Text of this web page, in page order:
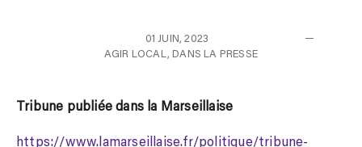
01 JUIN, 2023
AGIR LOCAL,DANS LA PRESSE
Tribune publiée dans la Marseillaise
https://www.lamarseillaise.fr/politique/tribune-